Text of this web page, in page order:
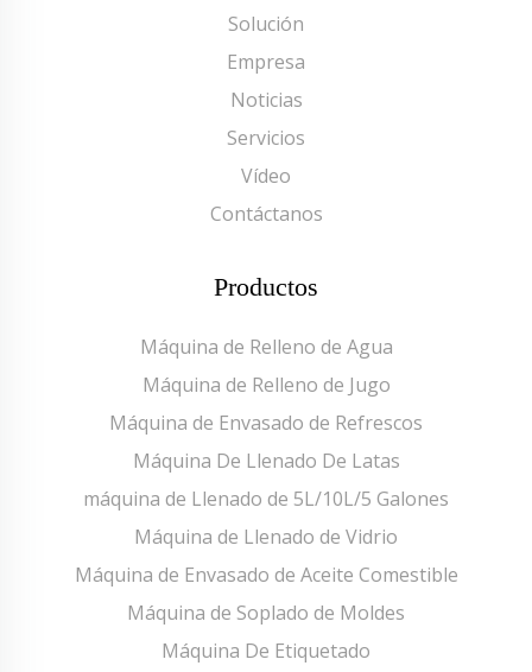
Solución
Empresa
Noticias
Servicios
Vídeo
Contáctanos
Productos
Máquina de Relleno de Agua
Máquina de Relleno de Jugo
Máquina de Envasado de Refrescos
Máquina De Llenado De Latas
máquina de Llenado de 5L/10L/5 Galones
Máquina de Llenado de Vidrio
Máquina de Envasado de Aceite Comestible
Máquina de Soplado de Moldes
Máquina De Etiquetado